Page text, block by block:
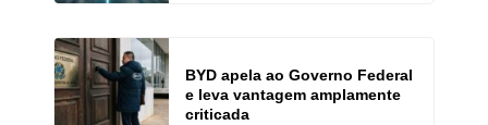
BYD apela ao Governo Federal
e leva vantagem amplamente
criticada